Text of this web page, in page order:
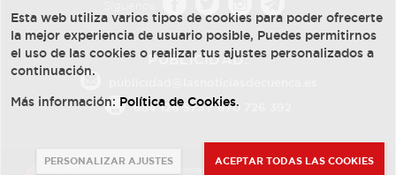
PUBLICIDAD:
684 126 573/670 726 392
Esta web utiliza varios tipos de cookies para poder ofrecerte
la mejor experiencia de usuario posible, Puedes permitirnos
el uso de las cookies o realizar tus ajustes personalizados a
continuación.
Más información: Política de Cookies.
PERSONALIZAR AJUSTES ACEPTAR TODAS LAS COOKIES